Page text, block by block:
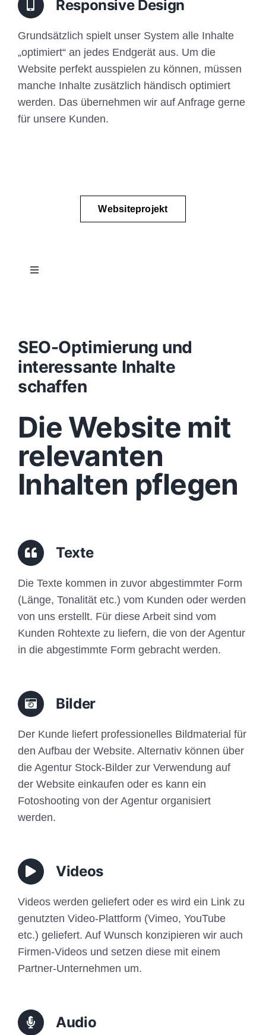
Responsive Design
Grundsätzlich spielt unser System alle Inhalte
„optimiert“ an jedes Endgerät aus. Um die
Website perfekt ausspielen zu können, müssen
manche Inhalte zusätzlich händisch optimiert
werden. Das übernehmen wir auf Anfrage gerne
für unsere Kunden.
Websiteprojekt
Toggle
Konzept
Design
Content
Funktionen
Aufbau
SEO-Optimierung und
interessante Inhalte
schaffen
Die Website mit
relevanten
Inhalten pflegen
Texte
Die Texte kommen in zuvor abgestimmter Form
(Länge, Tonalität etc.) vom Kunden oder werden
von uns erstellt. Für diese Arbeit sind vom
Kunden Rohtexte zu liefern, die von der Agentur
in die abgestimmte Form gebracht werden.
Bilder
Der Kunde liefert professionelles Bildmaterial für
den Aufbau der Website. Alternativ können über
die Agentur Stock-Bilder zur Verwendung auf
der Website einkaufen oder es kann ein
Fotoshooting von der Agentur organisiert
werden.
Videos
Videos werden geliefert oder es wird ein Link zu
genutzten Video-Plattform (Vimeo, YouTube
etc.) geliefert. Auf Wunsch konzipieren wir auch
Firmen-Videos und setzen diese mit einem
Partner-Unternehmen um.
Audio